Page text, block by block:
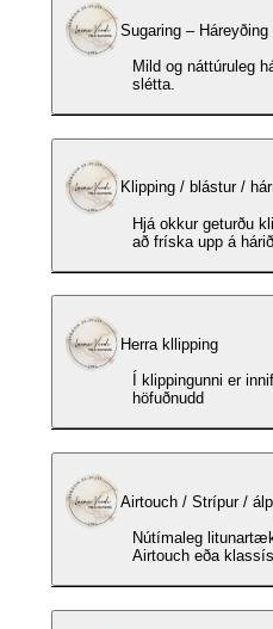
Sugaring –
Mild og náttúruleg
slétta.
Klipping / blástur /
Hjá okkur geturðu
að fríska upp á
Herra kllipping
Í klippingunni er innifalið: • Hárþvottur fyrir og eftir klippingu með sjampói og
höfuðnudd
Airtouch / Strípur /
Nútímaleg litunartækni
Airtouch eða